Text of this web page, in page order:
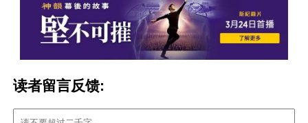
读者留言反馈: